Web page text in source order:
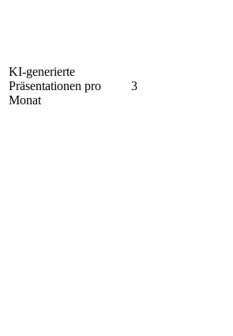
KI-generierte
Präsentationen pro
Monat
3